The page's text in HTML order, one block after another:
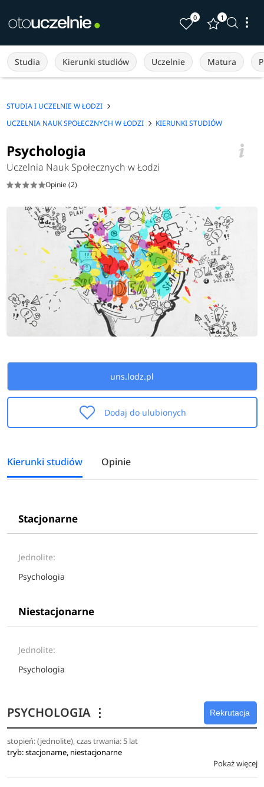
0 1
Studia Kierunki studiów Uczelnie Matura
STUDIA I UCZELNIE W ŁODZI
UCZELNIA NAUK SPOŁECZNYCH W ŁODZI
KIERUNKI STUDIÓW
Psychologia
Uczelnia Nauk Społecznych w Łodzi
Opinie (2)
PSYCHOLOGIA ⋮ Rekrutacja
stopień: (jednolite), czas trwania: 5 lat
tryb: stacjonarne, niestacjonarne
Pokaż więcej
uns.lodz.pl
Dodaj do ulubionych
Kierunki studiów Opinie
Stacjonarne
Jednolite:
Psychologia
Niestacjonarne
Jednolite:
Psychologia